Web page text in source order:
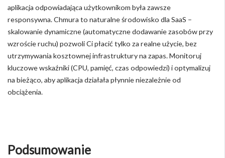
aplikacja odpowiadająca użytkownikom była zawsze
responsywna. Chmura to naturalne środowisko dla SaaS –
skalowanie dynamiczne (automatyczne dodawanie zasobów przy
wzroście ruchu) pozwoli Ci płacić tylko za realne użycie, bez
utrzymywania kosztownej infrastruktury na zapas. Monitoruj
kluczowe wskaźniki (CPU, pamięć, czas odpowiedzi) i optymalizuj
na bieżąco, aby aplikacja działała płynnie niezależnie od
obciążenia.
Podsumowanie